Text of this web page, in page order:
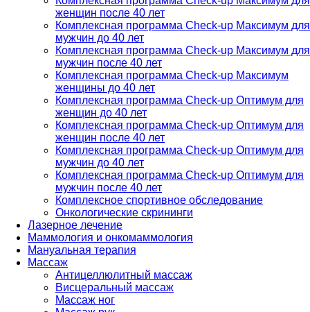
женщин после 40 лет
Комплексная программа Check-up Максимум для
мужчин до 40 лет
Комплексная программа Check-up Максимум для
мужчин после 40 лет
Комплексная программа Check-up Максимум
женщины до 40 лет
Комплексная программа Check-up Оптимум для
женщин до 40 лет
Комплексная программа Check-up Оптимум для
женщин после 40 лет
Комплексная программа Check-up Оптимум для
мужчин до 40 лет
Комплексная программа Check-up Оптимум для
мужчин после 40 лет
Комплексное спортивное обследование
Онкологические скрининги
Лазерное лечение
Маммология и онкомаммология
Мануальная терапия
Массаж
Антицеллюлитный массаж
Висцеральный массаж
Массаж ног